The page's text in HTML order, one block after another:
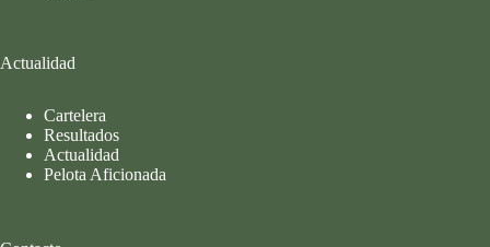
Actualidad
Cartelera
Resultados
Actualidad
Pelota Aficionada